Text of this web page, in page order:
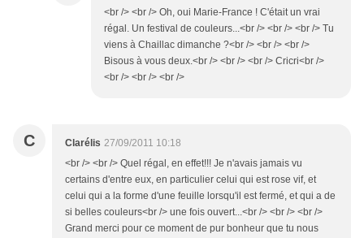
<br /> <br /> Oh, oui Marie-France ! C'était un vrai
régal. Un festival de couleurs...<br /> <br /> <br /> Tu
viens à Chaillac dimanche ?<br /> <br /> <br />
Bisous à vous deux.<br /> <br /> <br /> Cricri<br />
<br /> <br /> <br />
C Clarélis 27/09/2011 10:18
<br /> <br /> Quel régal, en effet!!! Je n'avais jamais vu
certains d'entre eux, en particulier celui qui est rose vif, et
celui qui a la forme d'une feuille lorsqu'il est fermé, et qui a de
si belles couleurs<br /> une fois ouvert...<br /> <br /> <br />
Grand merci pour ce moment de pur bonheur que tu nous